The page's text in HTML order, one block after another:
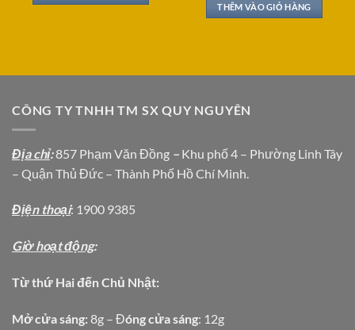
THÊM VÀO GIỎ HÀNG
CÔNG TY TNHH TM SX QUY NGUYÊN
Địa chỉ:857 Phạm Văn Đồng – Khu phố 4 – Phường Linh Tây
– Quận Thủ Đức – Thành Phố Hồ Chí Minh.
Địện thoại: 1900 9385
Giờ hoạt động:
Từ thứ Hai đến Chủ Nhật:
Mở cửa sáng: 8g – Đóng cửa sáng: 12g